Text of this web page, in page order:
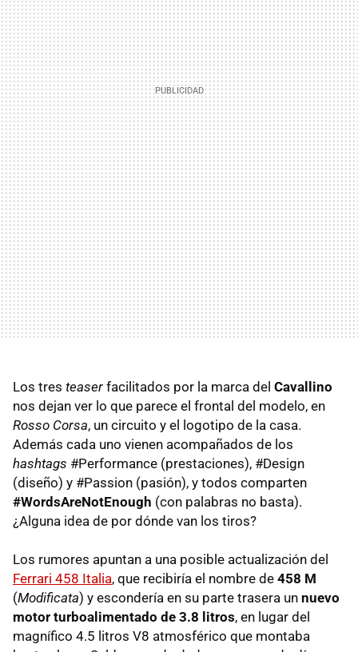
Los tres teaser facilitados por la marca del Cavallino
nos dejan ver lo que parece el frontal del modelo, en
Rosso Corsa, un circuito y el logotipo de la casa.
Además cada uno vienen acompañados de los
hashtags #Performance (prestaciones), #Design
(diseño) y #Passion (pasión), y todos comparten
#WordsAreNotEnough (con palabras no basta).
¿Alguna idea de por dónde van los tiros?
Los rumores apuntan a una posible actualización del
Ferrari 458 Italia, que recibiría el nombre de 458 M
(Modificata) y escondería en su parte trasera un nuevo
motor turboalimentado de 3.8 litros, en lugar del
magnífico 4.5 litros V8 atmosférico que montaba